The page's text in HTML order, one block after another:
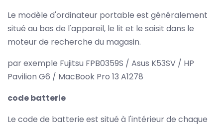
Le modèle d'ordinateur portable est généralement
situé au bas de l'appareil, le lit et le saisit dans le
moteur de recherche du magasin.
par exemple Fujitsu FPB0359S / Asus K53SV / HP
Pavilion G6 / MacBook Pro 13 A1278
code batterie
Le code de batterie est situé à l'intérieur de chaque